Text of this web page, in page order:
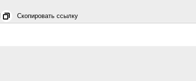
Скопировать ссылку